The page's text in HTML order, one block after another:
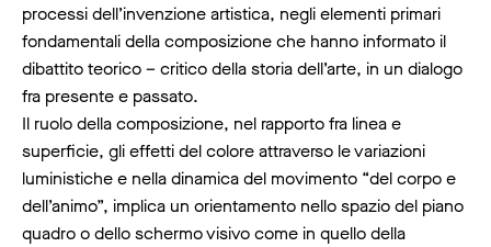
processi dell’invenzione artistica, negli elementi primari
fondamentali della composizione che hanno informato il
dibattito teorico – critico della storia dell’arte, in un dialogo
fra presente e passato.
Il ruolo della composizione, nel rapporto fra linea e
superficie, gli effetti del colore attraverso le variazioni
luministiche e nella dinamica del movimento “del corpo e
dell’animo”, implica un orientamento nello spazio del piano
quadro o dello schermo visivo come in quello della